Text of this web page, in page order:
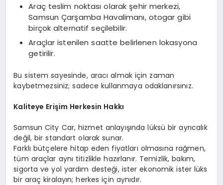
Araç teslim noktası olarak şehir merkezi,
Samsun Çarşamba Havalimanı, otogar gibi
birçok alternatif seçilebilir.
Araçlar istenilen saatte belirlenen lokasyona
getirilir.
Bu sistem sayesinde, aracı almak için zaman
kaybetmezsiniz; sadece kullanmaya odaklanırsınız.
Kaliteye Erişim Herkesin Hakkı
Samsun City Car, hizmet anlayışında lüksü bir ayrıcalık
değil, bir standart olarak sunar.
Farklı bütçelere hitap eden fiyatları olmasına rağmen,
tüm araçlar aynı titizlikle hazırlanır. Temizlik, bakım,
sigorta ve yol yardım desteği, ister ekonomik ister lüks
bir araç kiralayın; herkes için aynıdır.